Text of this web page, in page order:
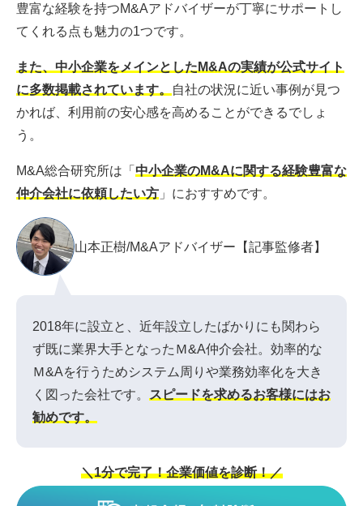
豊富な経験を持つM&Aアドバイザーが丁寧にサポートし
てくれる点も魅力の1つです。
また、中小企業をメインとしたM&Aの実績が公式サイト
に多数掲載されています。
自社の状況に近い事例が見つ
かれば、利用前の安心感を高めることができるでしょ
う。
M&A総合研究所は「 中小企業のM&Aに関する経験豊富な
仲介会社に依頼したい方 」におすすめです。
山本正樹/M&Aアドバイザー【記事監修者】
2018年に設立と、近年設立したばかりにも関わら
ず既に業界大手となったＭ&A仲介会社。効率的な
Ｍ&Aを行うためシステム周りや業務効率化を大き
く図った会社です。
スピードを求めるお客様にはお
勧めです。
＼1分で完了！企業価値を診断！／